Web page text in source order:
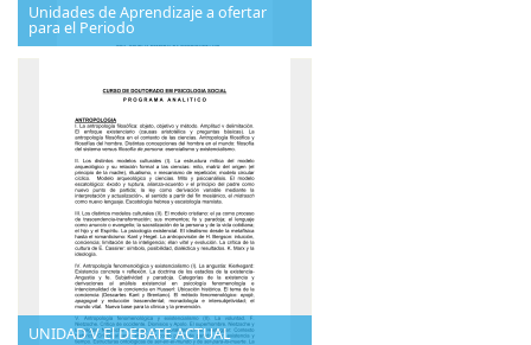
Unidades de Aprendizaje a ofertar
para el Periodo
UNIDAD V El DEBATE ACTUAL